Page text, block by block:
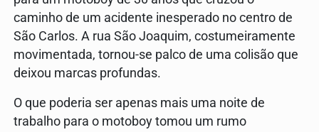
caminho de um acidente inesperado no centro de
São Carlos. A rua São Joaquim, costumeiramente
movimentada, tornou-se palco de uma colisão que
deixou marcas profundas.
O que poderia ser apenas mais uma noite de
trabalho para o motoboy tomou um rumo